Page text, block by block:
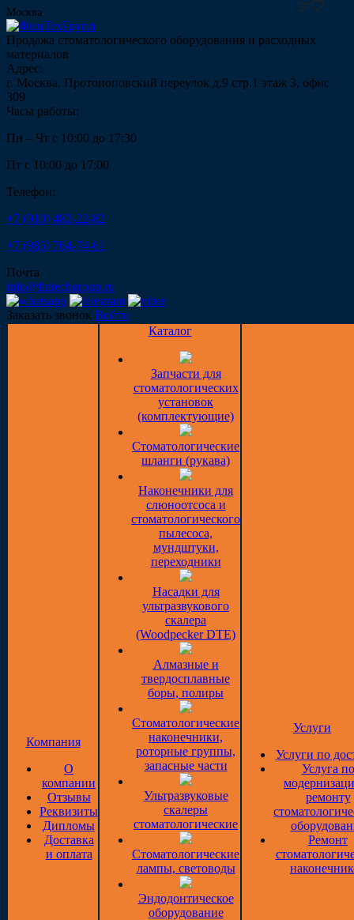
Москва
Продажа стоматологического оборудования и расходных
материалов
Адрес:
г. Москва, Протопоповский переулок д.9 стр.1 этаж 3, офис
309
Часы работы:
Пн – Чт с 10:00 до 17:30
Пт с 10:00 до 17:00
Телефон:
+7 (910) 482-22-82
+7 (985) 764-74-61
Почта
info@fintechgroup.ru
Заказать звонок Войти
Компания
О
компании
Отзывы
Реквизиты
Дипломы
Доставка
и оплата
Каталог
Запчасти для
стоматологических
установок
(комплектующие)
Стоматологические
шланги (рукава)
Наконечники для
слюноотсоса и
стоматологического
пылесоса,
мундштуки,
переходники
Насадки для
ультразвукового
скалера
(Woodpecker DTE)
Алмазные и
твердосплавные
боры, полиры
Стоматологические
наконечники,
роторные группы,
запасные части
Ультразвуковые
скалеры
стоматологические
Стоматологические
лампы, световоды
Эндодонтическое
оборудование
Услуги
Услуги по
Услуга по
ремонту
Ремонт